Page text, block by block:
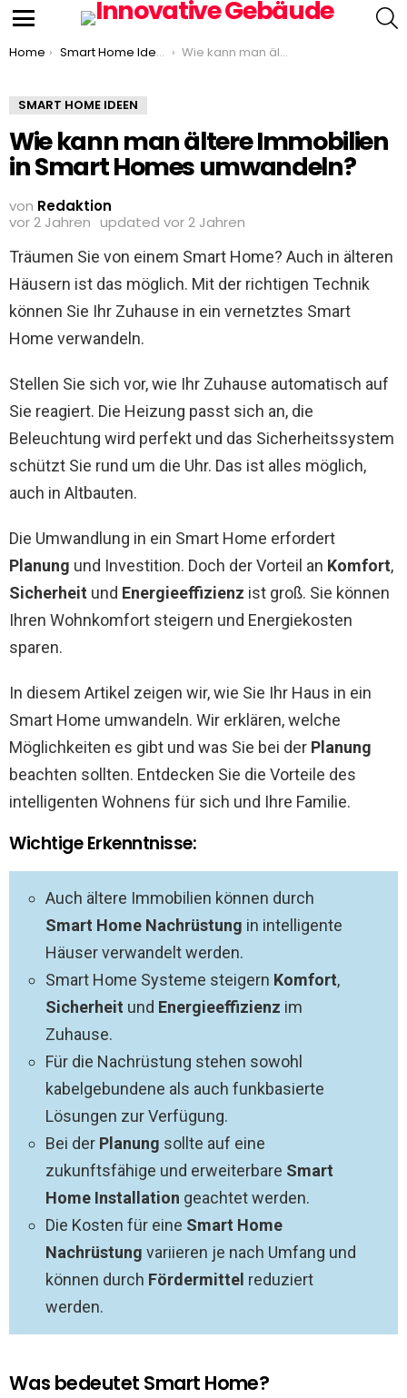
You are here:
Home Smart Home Ideen Wie kann man ältere Immobilien in Smart Homes umwandeln?
SMART HOME IDEEN
Wie kann man ältere Immobilien
in Smart Homes umwandeln?
von Redaktion
vor 2 Jahren updated vor 2 Jahren
Träumen Sie von einem Smart Home? Auch in älteren
Häusern ist das möglich. Mit der richtigen Technik
können Sie Ihr Zuhause in ein vernetztes Smart
Home verwandeln.
Stellen Sie sich vor, wie Ihr Zuhause automatisch auf
Sie reagiert. Die Heizung passt sich an, die
Beleuchtung wird perfekt und das Sicherheitssystem
schützt Sie rund um die Uhr. Das ist alles möglich,
auch in Altbauten.
Die Umwandlung in ein Smart Home erfordert
Planung und Investition. Doch der Vorteil an Komfort,
Sicherheit und Energieeffizienz ist groß. Sie können
Ihren Wohnkomfort steigern und Energiekosten
sparen.
In diesem Artikel zeigen wir, wie Sie Ihr Haus in ein
Smart Home umwandeln. Wir erklären, welche
Möglichkeiten es gibt und was Sie bei der Planung
beachten sollten. Entdecken Sie die Vorteile des
intelligenten Wohnens für sich und Ihre Familie.
Wichtige Erkenntnisse:
Auch ältere Immobilien können durch
Smart Home Nachrüstung in intelligente
Häuser verwandelt werden.
Smart Home Systeme steigern Komfort,
Sicherheit und Energieeffizienz im
Zuhause.
Für die Nachrüstung stehen sowohl
kabelgebundene als auch funkbasierte
Lösungen zur Verfügung.
Bei der Planung sollte auf eine
zukunftsfähige und erweiterbare Smart
Home Installation geachtet werden.
Die Kosten für eine Smart Home
Nachrüstung variieren je nach Umfang und
können durch Fördermittel reduziert
werden.
Was bedeutet Smart Home?